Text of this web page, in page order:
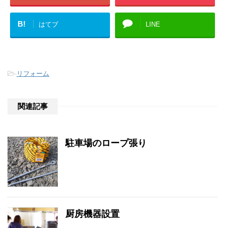
B! はてブ LINE
- リフォーム
関連記事
駐車場のロープ張り
厨房機器設置